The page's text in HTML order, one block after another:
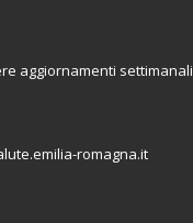
aggiornamenti settimanali
romagna.it